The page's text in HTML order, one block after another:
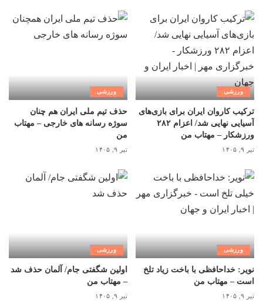
ورزشی
ترکیب کاروان ایران برای بازی‌های
آسیایی نهایی شد/ اعزام ۲۸۲
ورزشکار – مهتاب من
تیر ۹, ۱۴۰۵
ورزشی
حذف تیم ملی ایران هم چنان
سوژه رسانه های خارجی – مهتاب
من
تیر ۹, ۱۴۰۵
ورزشی
نویر: خداحافظی با باخت زیاد تلخ
است – مهتاب من
تیر ۹, ۱۴۰۵
ورزشی
اولین شگفتی جام/ آلمان حذف شد
– مهتاب من
تیر ۹, ۱۴۰۵